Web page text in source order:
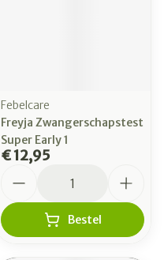
Febelcare
Freyja Zwangerschapstest
Super Early 1
€ 12,95
Bestel